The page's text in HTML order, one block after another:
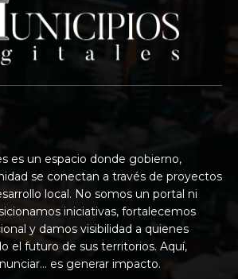
es un espacio donde gobierno,
se conectan a través de proyectos
local. No somos un portal ni
iniciativas, fortalecemos
y damos visibilidad a quienes
el futuro de sus territorios. Aquí,
es generar impacto.